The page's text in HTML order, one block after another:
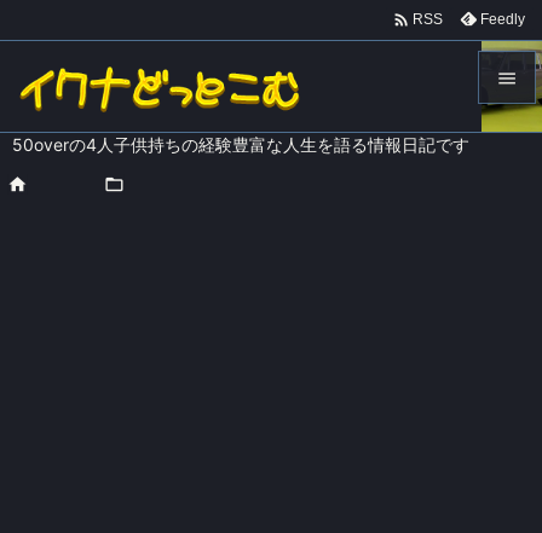
50overの4人子供持ちの経験豊富な人生を語る情報日記です


 RSS Feedly
 